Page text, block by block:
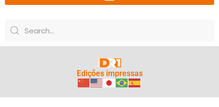
Edições impressas